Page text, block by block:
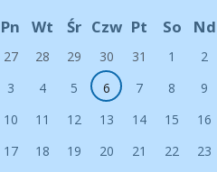
Pn Wt Śr Czw Pt So Nd
27 28 29 30 31 1
2
3
4 5 6 7 8
9
10
11 12 13 14 15
16
17
18 19 20 21 22
23